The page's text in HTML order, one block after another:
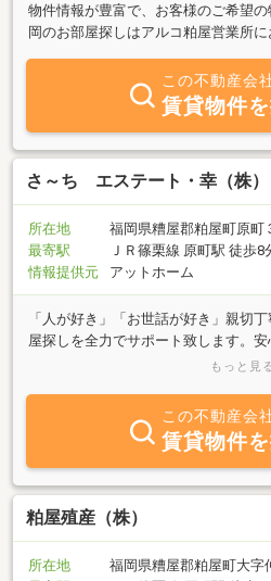
物件情報が豊富で、お客様のご希望
岡のお部屋探しはアルコ粕屋営業所に
この不動産会
賃貸物件
さ～ち エステート・幸（株）
所在地
福岡県糟屋郡粕屋町原町
最寄駅
ＪＲ篠栗線 原町駅 徒歩8
情報提供元
アットホーム
「人が好き」「お世話が好き」親切
屋探しを全力でサポート致します。
為、物件情報ネットを検索し多種多
産に関する事なら当社へお気軽にご
でお待ちしております。
もっと見
この不動産会
賃貸物件
粕屋殖産（株）
所在地
福岡県糟屋郡粕屋町大字